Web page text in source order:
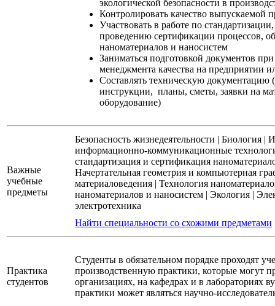
экологической безопасности в
Контролировать качество выпускаемой
Участвовать в работе по
проведению сертификации процессов,
наноматериалов и наносистем
Заниматься подготовкой документов
менеджмента качества на предприятии
Составлять техническую документацию
инструкции, планы, сметы, заявки на
оборудование)
Важные
учебные
предметы
Безопасность жизнедеятельности | Биология |
информационно-коммуникационные
стандартизация и сертификация
Начертательная геометрия и компьютерная
материаловедения | Технология
наноматериалов и наносистем | Экология |
электротехника
Найти специальности со схожими предметами
Практика
студентов
Студенты в обязательном порядке проходят
производственную практики, которые могут
организациях, на кафедрах и в лабораториях
практики может являться научно-